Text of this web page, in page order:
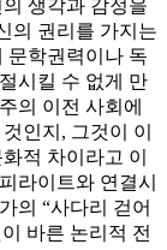
생각과 감정을
의 권리를 가지는
문학권력이나 독
시킬 수 없게 만
의 이전 사회에
인지, 그것이 이
적 차이라고 이
라이트와 연결시
의 “사다리 걷어
바른 논리적 전